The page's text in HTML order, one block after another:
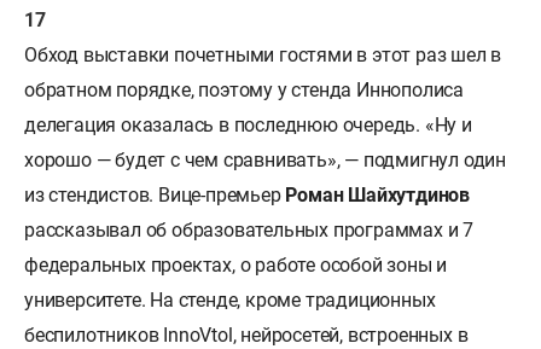
Обход выставки почетными гостями в этот раз шел в
обратном порядке, поэтому у стенда Иннополиса
делегация оказалась в последнюю очередь. «Ну и
хорошо — будет с чем сравнивать», — подмигнул один
из стендистов. Вице-премьер Роман Шайхутдинов
рассказывал об образовательных программах и 7
федеральных проектах, о работе особой зоны и
университете. На стенде, кроме традиционных
беспилотников InnoVtol, нейросетей, встроенных в